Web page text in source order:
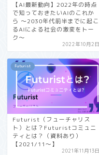
【AI最新動向】2022年の時点
で知っておきたいAIのこれか
ら 〜2030年代前半までに起こ
るAIによる社会の激変をトー
ク〜
2022年10月2日
Futurist
Futurist（フューチャリス
ト）とは？Futuristコミュニ
ティとは？（資料あり）
【2021/11〜】
2021年11月13日